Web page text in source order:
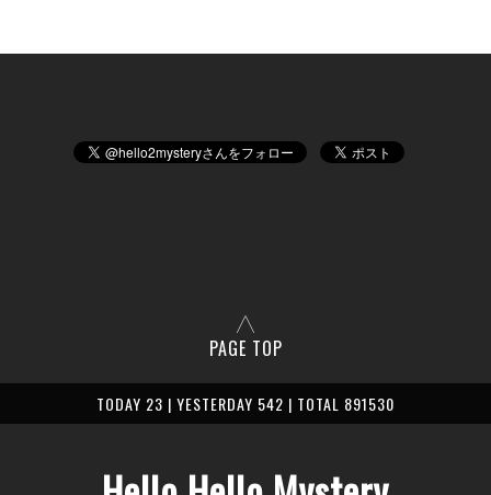
PAGE TOP
TODAY 23 | YESTERDAY 542 | TOTAL 891530